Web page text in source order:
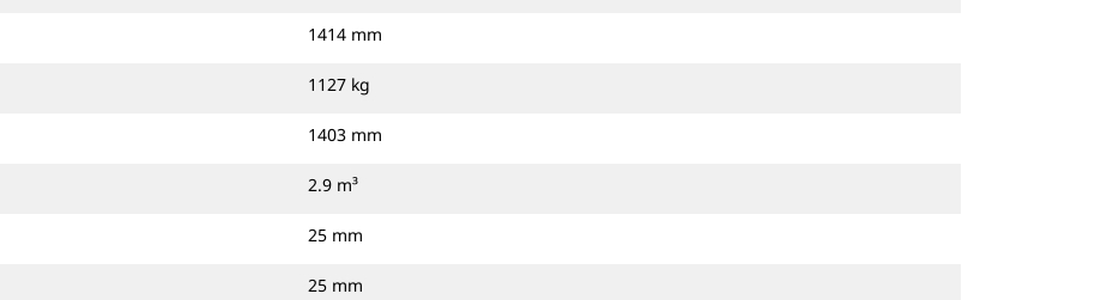
1414 mm
1127 kg
1403 mm
2.9 m³
25 mm
25 mm